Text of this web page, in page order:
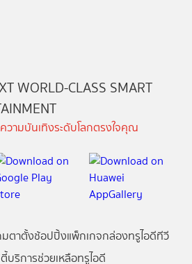
WORLD-CLASS SMART
ามบันเทิงระดับโลกตรงใจคุณ
มตาตั้งช้อปปิ้งแพ็กเกจกล่องทรูไอดีทีวี
บริการช่วยเหลือทรูไอดี